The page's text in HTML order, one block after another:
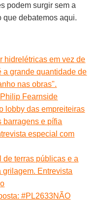
podem surgir sem a
que debatemos aqui.
hidrelétricas em vez de
a grande quantidade de
nas obras".
Fearnside
lobby das empreiteiras
barragens e pífia
especial com
de terras públicas e a
grilagem. Entrevista
#PL2633NÃO